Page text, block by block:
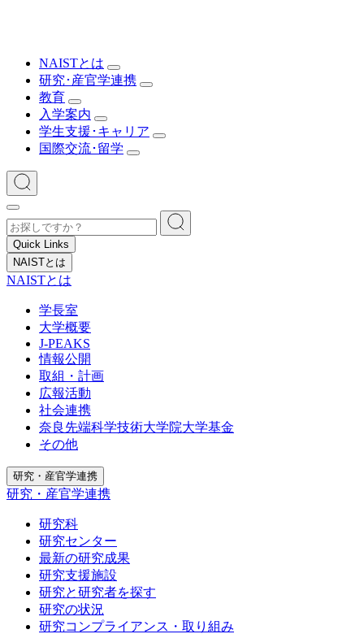
NAISTとは
研究･産官学連携
教育
入学案内
学生支援･キャリア
国際交流･留学
Quick Links
NAISTとは
NAISTとは
学長室
大学概要
J-PEAKS
情報公開
取組・計画
広報活動
社会連携
奈良先端科学技術大学院大学基金
その他
研究・産官学連携
研究・産官学連携
研究科
研究センター
最新の研究成果
研究支援施設
研究と研究者を探す
研究の状況
研究コンプライアンス・取り組み